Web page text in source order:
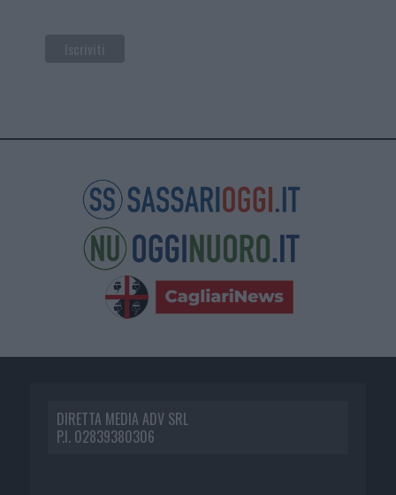
DIRETTA MEDIA ADV SRL
P.I. 02839380306